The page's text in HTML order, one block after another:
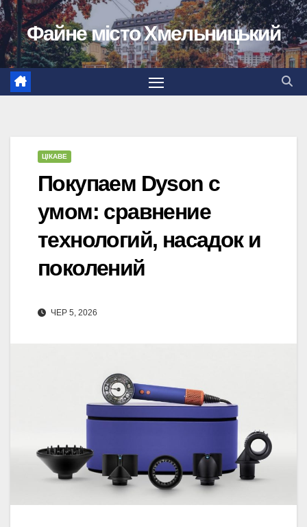
Перейти
до
вмісту
Файне місто Хмельницький
ЦІКАВЕ
Покупаем Dyson с
умом: сравнение
технологий, насадок и
поколений
ЧЕР 5, 2026